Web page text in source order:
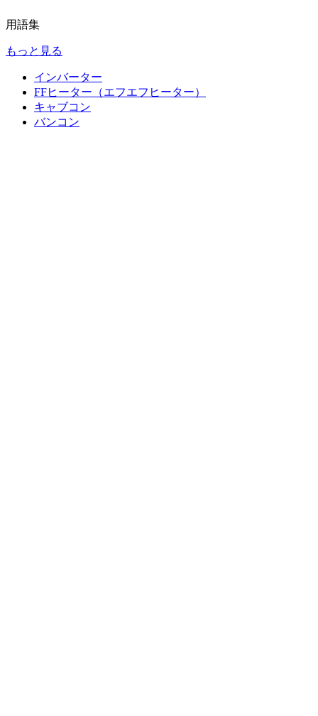
用語集
もっと見る
インバーター
FFヒーター（エフエフヒーター）
キャブコン
バンコン